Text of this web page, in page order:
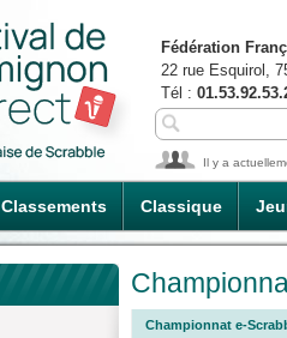
Classements Classique
Fédération
22 rue Esquirol,
Tél :
Il y a
Championnat e-